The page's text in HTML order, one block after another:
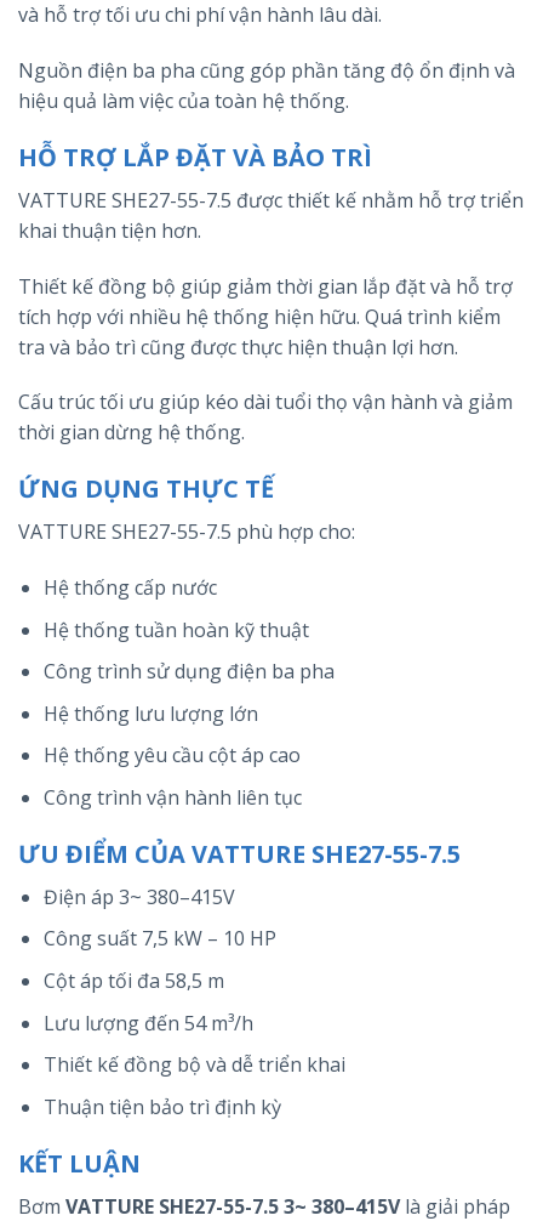
và hỗ trợ tối ưu chi phí vận hành lâu dài.
Nguồn điện ba pha cũng góp phần tăng độ ổn định và
hiệu quả làm việc của toàn hệ thống.
HỖ TRỢ LẮP ĐẶT VÀ BẢO TRÌ
VATTURE SHE27-55-7.5 được thiết kế nhằm hỗ trợ triển
khai thuận tiện hơn.
Thiết kế đồng bộ giúp giảm thời gian lắp đặt và hỗ trợ
tích hợp với nhiều hệ thống hiện hữu. Quá trình kiểm
tra và bảo trì cũng được thực hiện thuận lợi hơn.
Cấu trúc tối ưu giúp kéo dài tuổi thọ vận hành và giảm
thời gian dừng hệ thống.
ỨNG DỤNG THỰC TẾ
VATTURE SHE27-55-7.5 phù hợp cho:
Hệ thống cấp nước
Hệ thống tuần hoàn kỹ thuật
Công trình sử dụng điện ba pha
Hệ thống lưu lượng lớn
Hệ thống yêu cầu cột áp cao
Công trình vận hành liên tục
ƯU ĐIỂM CỦA VATTURE SHE27-55-7.5
Điện áp 3~ 380–415V
Công suất 7,5 kW – 10 HP
Cột áp tối đa 58,5 m
Lưu lượng đến 54 m³/h
Thiết kế đồng bộ và dễ triển khai
Thuận tiện bảo trì định kỳ
KẾT LUẬN
Bơm VATTURE SHE27-55-7.5 3~ 380–415Vlà giải pháp